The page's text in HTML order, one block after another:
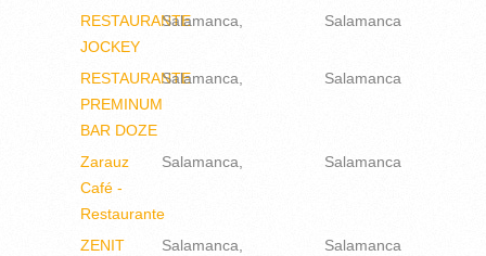
RESTAURANTE
JOCKEY
Salamanca Salamanca
RESTAURANTE
PREMINUM
BAR DOZE
Salamanca Salamanca
Zarauz
Café -
Restaurante
Salamanca Salamanca
ZENIT
Salamanca Salamanca